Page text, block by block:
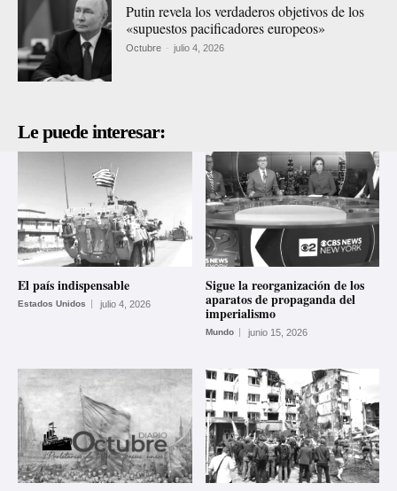
Putin revela los verdaderos objetivos de los
«supuestos pacificadores europeos»
Octubre - julio 4, 2026
Le puede interesar:
El país indispensable
Estados Unidos julio 4, 2026
Sigue la reorganización de los
aparatos de propaganda del
imperialismo
Mundo junio 15, 2026